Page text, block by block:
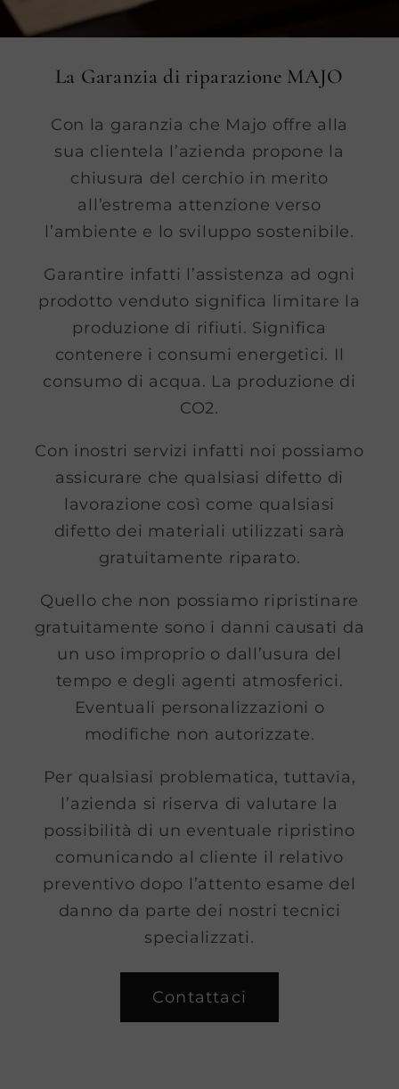
La Garanzia di riparazione MAJO
Con la garanzia che Majo offre alla
sua clientela l’azienda propone la
chiusura del cerchio in merito
all’estrema attenzione verso
l’ambiente e lo sviluppo sostenibile.
Garantire infatti l’assistenza ad ogni
prodotto venduto significa limitare la
produzione di rifiuti. Significa
contenere i consumi energetici. Il
consumo di acqua. La produzione di
CO2.
Con inostri servizi infatti noi possiamo
assicurare che qualsiasi difetto di
lavorazione così come qualsiasi
difetto dei materiali utilizzati sarà
gratuitamente riparato.
Quello che non possiamo ripristinare
gratuitamente sono i danni causati da
un uso improprio o dall’usura del
tempo e degli agenti atmosferici.
Eventuali personalizzazioni o
modifiche non autorizzate.
Per qualsiasi problematica, tuttavia,
l’azienda si riserva di valutare la
possibilità di un eventuale ripristino
comunicando al cliente il relativo
preventivo dopo l’attento esame del
danno da parte dei nostri tecnici
specializzati.
Contattaci